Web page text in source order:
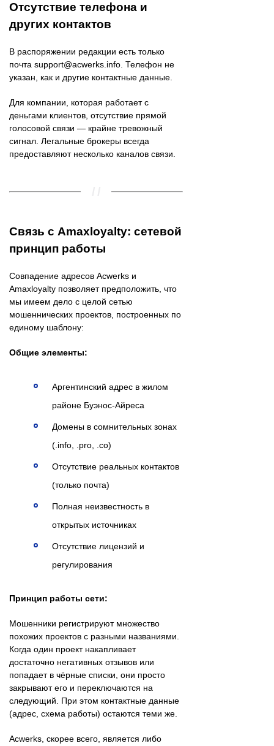
Отсутствие телефона и
других контактов
В распоряжении редакции есть только
почта support@acwerks.info. Телефон не
указан, как и другие контактные данные.
Для компании, которая работает с
деньгами клиентов, отсутствие прямой
голосовой связи — крайне тревожный
сигнал. Легальные брокеры всегда
предоставляют несколько каналов связи.
Связь с Amaxloyalty: сетевой
принцип работы
Совпадение адресов Acwerks и
Amaxloyalty позволяет предположить, что
мы имеем дело с целой сетью
мошеннических проектов, построенных по
единому шаблону:
Общие элементы:
Аргентинский адрес в жилом
районе Буэнос-Айреса
Домены в сомнительных зонах
(.info, .pro, .co)
Отсутствие реальных контактов
(только почта)
Полная неизвестность в
открытых источниках
Отсутствие лицензий и
регулирования
Принцип работы сети:
Мошенники регистрируют множество
похожих проектов с разными названиями.
Когда один проект накапливает
достаточно негативных отзывов или
попадает в чёрные списки, они просто
закрывают его и переключаются на
следующий. При этом контактные данные
(адрес, схема работы) остаются теми же.
Acwerks, скорее всего, является либо